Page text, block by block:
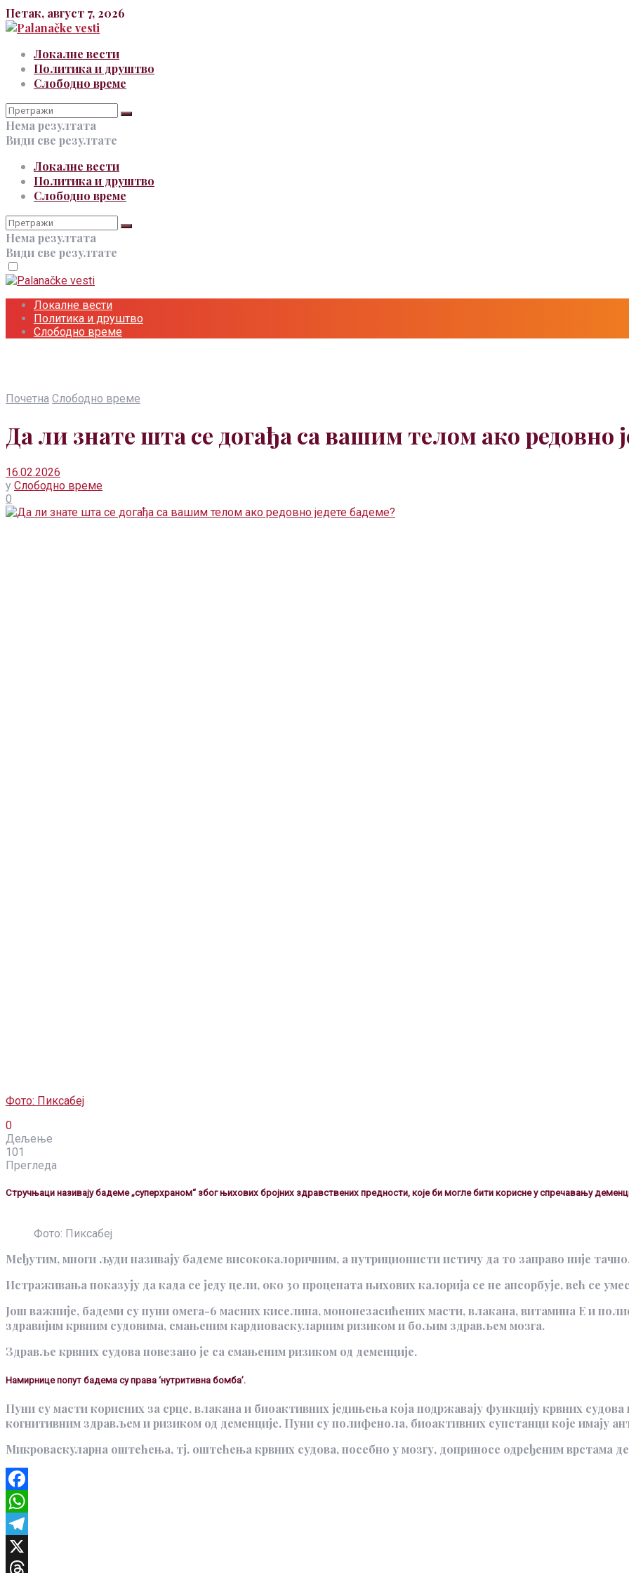
Петак, август 7, 2026
Локалне вести
Политика и друштво
Слободно време
Нема резултата
Види све резултате
Локалне вести
Политика и друштво
Слободно време
Нема резултата
Види све резултате
Локалне вести
Политика и друштво
Слободно време
Почетна Слободно време
Да ли знате шта се догађа са вашим телом ако редовно
16.02.2026
у Слободно време
0
Фото: Пиксабеј
0
Дељење
101
Прегледа
Стручњаци називају бадеме „суперхраном“ због њихових бројних здравствених предности, које би могле бити корисне у спречавању
Фото: Пиксабеј
Међутим, многи људи називају бадеме висококалоричним, а нутриционисти истичу да то заправо није
Истраживања показују да када се једу цели, око 30 процената њихових калорија се не апсорбује, већ се
Још важније, бадеми су пуни омега-6 масних киселина, мононезасићених масти, влакана, витамина Е и
здравијим крвним судовима, смањеним кардиоваскуларним ризиком и бољим здрављем мозга.
Здравље крвних судова повезано је са смањеним ризиком од деменције.
Намирнице попут бадема су права ‘нутритивна бомба’.
Пуни су масти корисних за срце, влакана и биоактивних једињења која подржавају функцију крвних
когнитивним здрављем и ризиком од деменције. Пуни су полифенола, биоактивних супстанци које имају
Микроваскуларна оштећења, тј. оштећења крвних судова, посебно у мозгу, доприносе одређеним врстама
Facebook
WhatsApp
Telegram
X